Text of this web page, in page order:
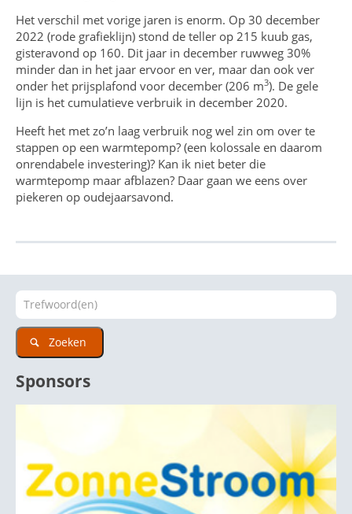
Het verschil met vorige jaren is enorm. Op 30 december
2022 (rode grafieklijn) stond de teller op 215 kuub gas,
gisteravond op 160. Dit jaar in december ruwweg 30%
minder dan in het jaar ervoor en ver, maar dan ook ver
onder het prijsplafond voor december (206 m3). De gele
lijn is het cumulatieve verbruik in december 2020.
Heeft het met zo’n laag verbruik nog wel zin om over te
stappen op een warmtepomp? (een kolossale en daarom
onrendabele investering)? Kan ik niet beter die
warmtepomp maar afblazen? Daar gaan we eens over
piekeren op oudejaarsavond.
Zoeken
Sponsors